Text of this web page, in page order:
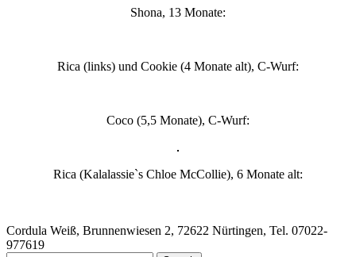
Shona, 13 Monate:
Rica (links) und Cookie (4 Monate alt), C-Wurf:
Coco (5,5 Monate), C-Wurf:
Rica (Kalalassie`s Chloe McCollie), 6 Monate alt:
Cordula Weiß, Brunnenwiesen 2, 72622 Nürtingen, Tel. 07022-
977619